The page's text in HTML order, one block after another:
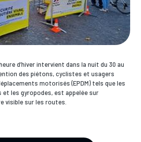
d’hiver intervient dans la nuit du 30 au
des piétons, cyclistes et usagers
motorisés (EPDM) tels que les
les gyropodes, est appelée sur
visible sur les routes.